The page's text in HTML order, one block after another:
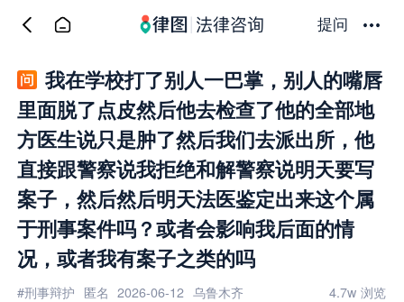
提问
我在学校打了别人一巴掌，别人的嘴唇
里面脱了点皮然后他去检查了他的全部地
方医生说只是肿了然后我们去派出所，他
直接跟警察说我拒绝和解警察说明天要写
案子，然后然后明天法医鉴定出来这个属
于刑事案件吗？或者会影响我后面的情
况，或者我有案子之类的吗
4.7w 浏览
#刑事辩护 匿名 2026-06-12 乌鲁木齐